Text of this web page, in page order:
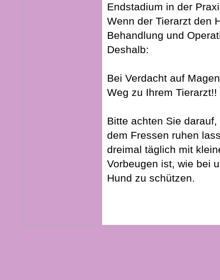
Endstadium in der
Wenn der Tierarzt den
Behandlung und
Deshalb:
Bei Verdacht auf
Weg zu Ihrem Tierarzt!!
Bitte achten Sie
dem Fressen ruhen
dreimal täglich mit
Vorbeugen ist, wie bei
Hund zu schützen.